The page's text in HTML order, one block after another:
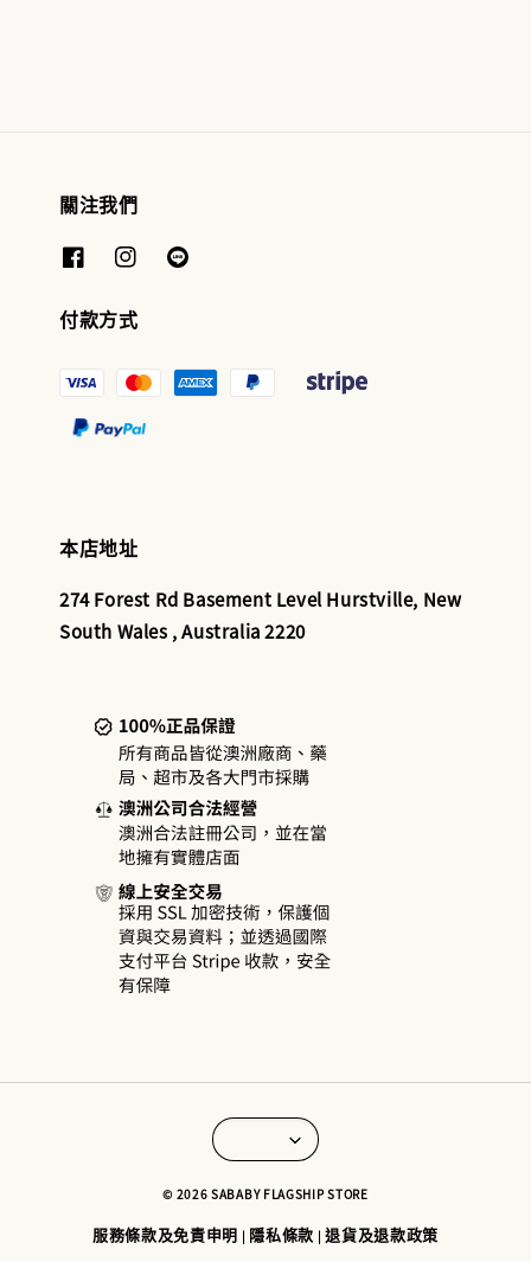
關注我們
付款方式
本店地址
274 Forest Rd Basement Level Hurstville, New
South Wales , Australia 2220
© 2026 SABABY FLAGSHIP STORE
服務條款及免責申明 | 隱私條款 |退貨及退款政策